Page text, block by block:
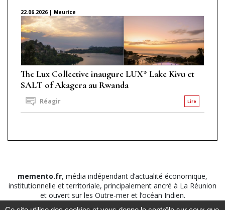
22.06.2026 | Maurice
The Lux Collective inaugure LUX* Lake Kivu et
SALT of Akagera au Rwanda
Lire
Réagir
memento.fr, média indépendant d’actualité économique,
institutionnelle et territoriale, principalement ancré à La Réunion
et ouvert sur les Outre-mer et l’océan Indien.